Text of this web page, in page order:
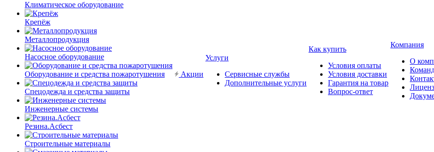
Климатическое оборудование
Крепёж
Металлопродукция
Насосное оборудование
Оборудование и средства пожаротушения
Спецодежда и средства защиты
Инженерные системы
Резина.Асбест
Строительные материалы
Акции
Услуги
Сервисные службы
Дополнительные услуги
Как купить
Условия оплаты
Условия доставки
Гарантия на товар
Вопрос-ответ
Компания
О